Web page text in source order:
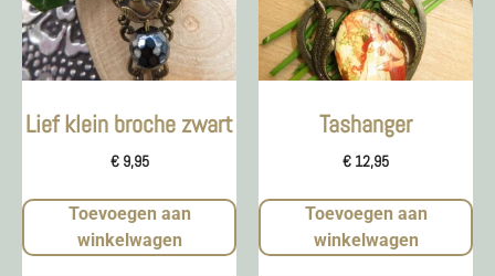
Lief klein broche zwart
€9,95
Toevoegen aan
winkelwagen
Tashanger
€ 12,95
Toevoegen aan
winkelwagen